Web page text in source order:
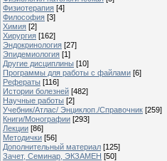
Физиотерапия [4]
Философия [3]
Химия [2]
Хирургия [162]
Эндокринология [27]
Эпидемиология [1]
Другие дисциплины [10]
Программы для работы с файлами [6]
Рефераты [116]
Истории болезней [482]
Научные работы [2]
Учебник/Атлас/ Энциклоп./Справочник [259]
Книги/Монографии [293]
Лекции [86]
Методички [56]
Дополнительный материал [125]
Зачет, Семинар, ЭКЗАМЕН [50]